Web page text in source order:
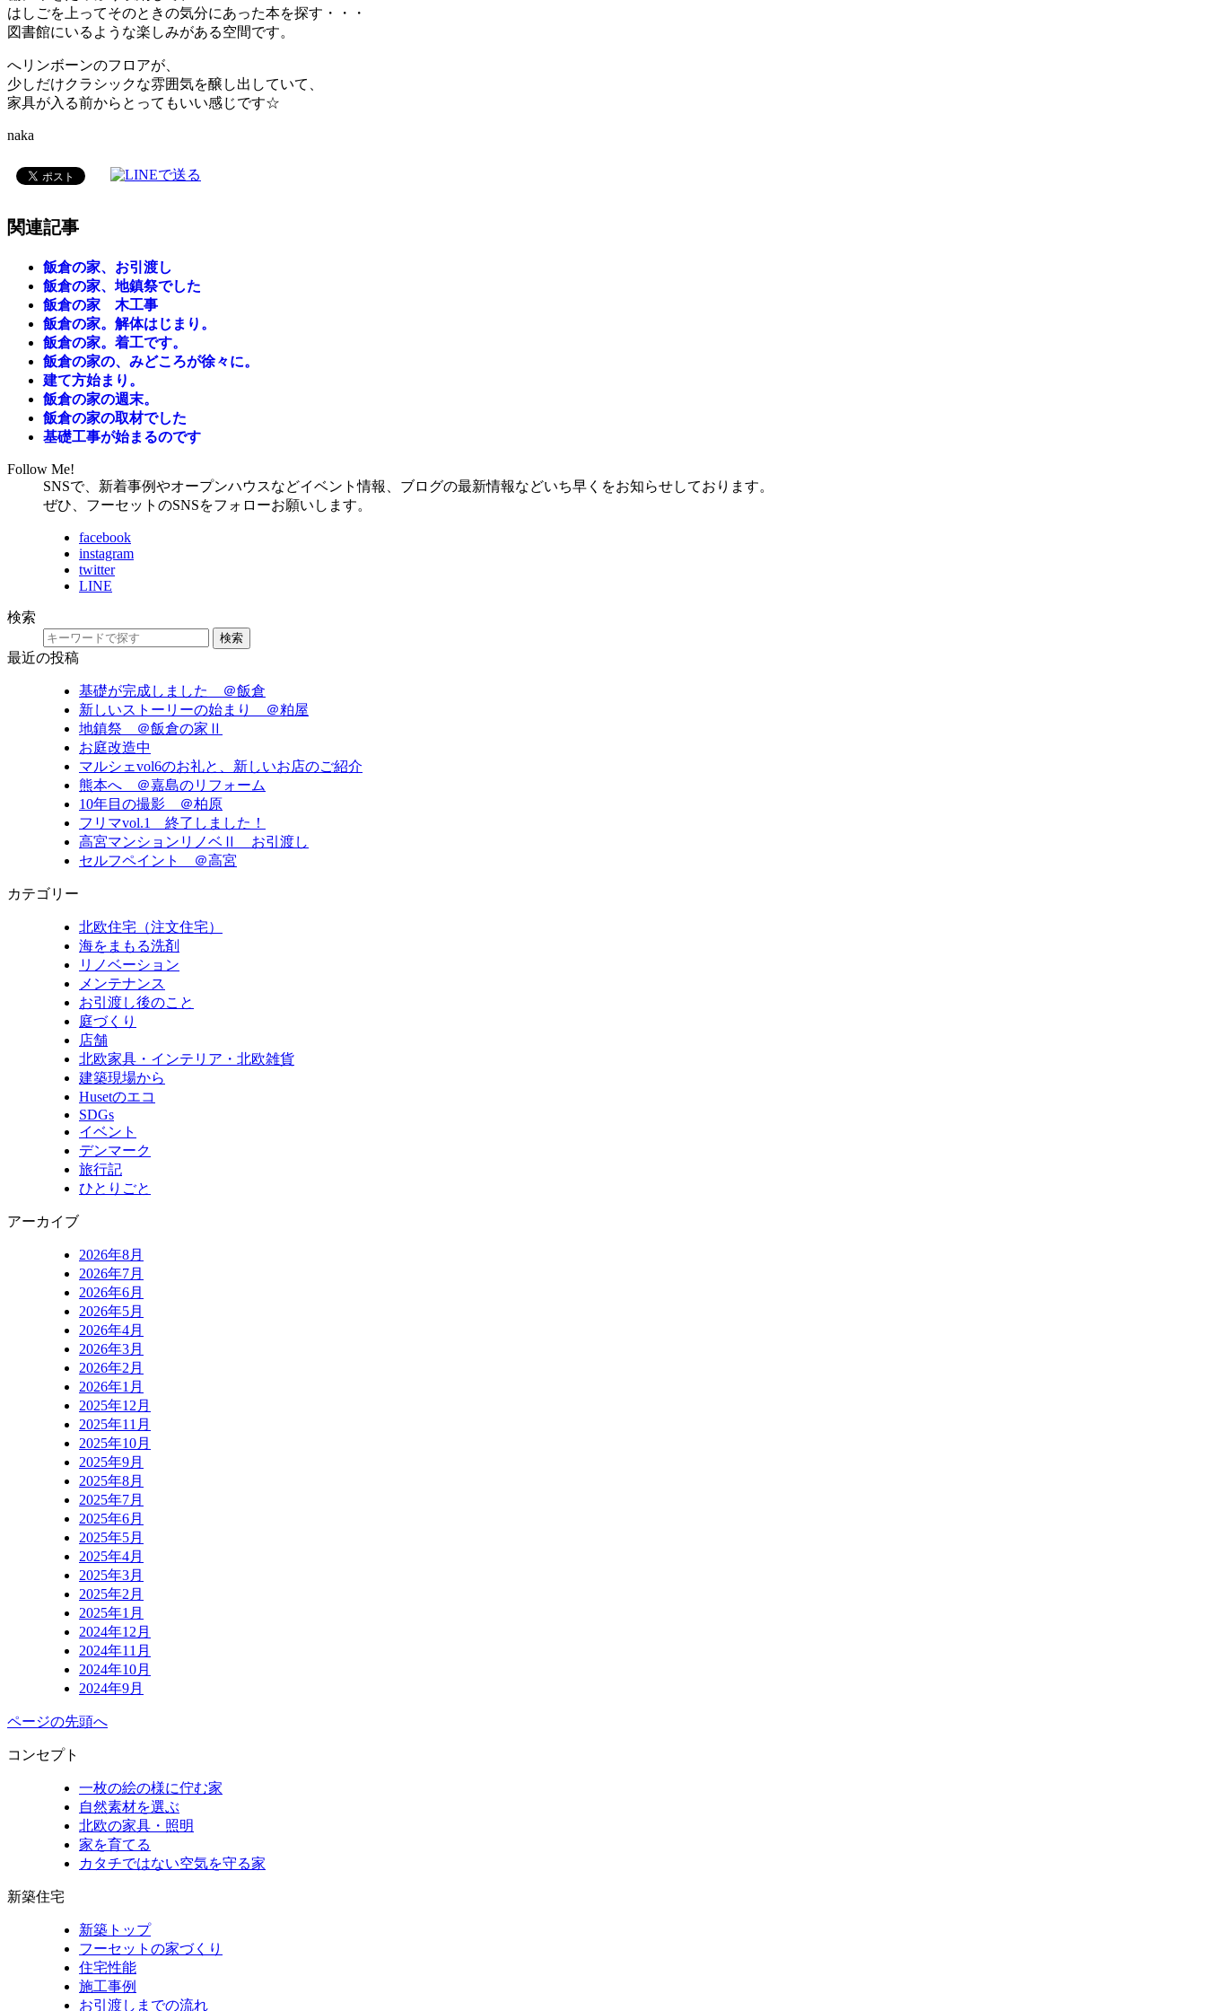
はしごを上ってそのときの気分にあった本を探す・・・
図書館にいるような楽しみがある空間です。
へリンボーンのフロアが、
少しだけクラシックな雰囲気を醸し出していて、
家具が入る前からとってもいい感じです☆
naka
関連記事
飯倉の家、お引渡し
飯倉の家、地鎮祭でした
飯倉の家 木工事
飯倉の家。解体はじまり。
飯倉の家。着工です。
飯倉の家の、みどころが徐々に。
建て方始まり。
飯倉の家の週末。
飯倉の家の取材でした
基礎工事が始まるのです
Follow Me!
SNSで、新着事例やオープンハウスなどイベント情報、ブログの最新情報などいち早くをお知らせしております。
ぜひ、フーセットのSNSをフォローお願いします。
facebook
instagram
twitter
LINE
検索
検索
最近の投稿
基礎が完成しました ＠飯倉
新しいストーリーの始まり ＠粕屋
地鎮祭 ＠飯倉の家Ⅱ
お庭改造中
マルシェvol6のお礼と、新しいお店のご紹介
熊本へ ＠嘉島のリフォーム
10年目の撮影 ＠柏原
フリマvol.1 終了しました！
高宮マンションリノベⅡ お引渡し
セルフペイント ＠高宮
カテゴリー
北欧住宅（注文住宅）
海をまもる洗剤
リノベーション
メンテナンス
お引渡し後のこと
庭づくり
店舗
北欧家具・インテリア・北欧雑貨
建築現場から
Husetのエコ
SDGs
イベント
デンマーク
旅行記
ひとりごと
アーカイブ
2026年8月
2026年7月
2026年6月
2026年5月
2026年4月
2026年3月
2026年2月
2026年1月
2025年12月
2025年11月
2025年10月
2025年9月
2025年8月
2025年7月
2025年6月
2025年5月
2025年4月
2025年3月
2025年2月
2025年1月
2024年12月
2024年11月
2024年10月
2024年9月
ページの先頭へ
コンセプト
一枚の絵の様に佇む家
自然素材を選ぶ
北欧の家具・照明
家を育てる
カタチではない空気を守る家
新築住宅
新築トップ
フーセットの家づくり
住宅性能
施工事例
お引渡しまでの流れ